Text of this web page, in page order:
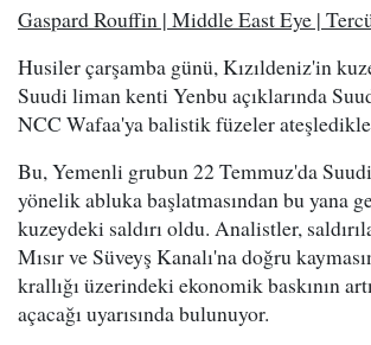
Gaspard Rouffin | Middle East Eye |
Husiler çarşamba günü, Kızıldeniz'in
Suudi liman kenti Yenbu açıklarında
NCC Wafaa'ya balistik füzeler
Bu, Yemenli grubun 22 Temmuz'da
yönelik abluka başlatmasından bu yana
kuzeydeki saldırı oldu. Analistler,
Mısır ve Süveyş Kanalı'na doğru
krallığı üzerindeki ekonomik baskının
açacağı uyarısında bulunuyor.